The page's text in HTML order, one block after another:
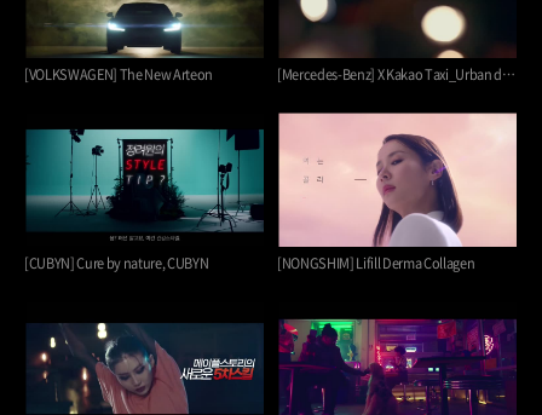
[VOLKSWAGEN] The New Arteon [Mercedes-Benz] X Kakao Taxi_Urban driving
[CUBYN] Cure by nature, CUBYN [NONGSHIM] Lifill Derma Collagen